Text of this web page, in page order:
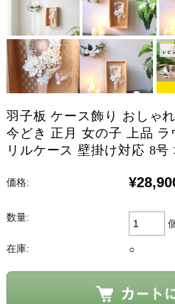
羽子板 ケース飾り おしゃ
今どき 正月 女の子 上品 ラ
リルケース 壁掛け対応 8
価格:
数量:
在庫: ○